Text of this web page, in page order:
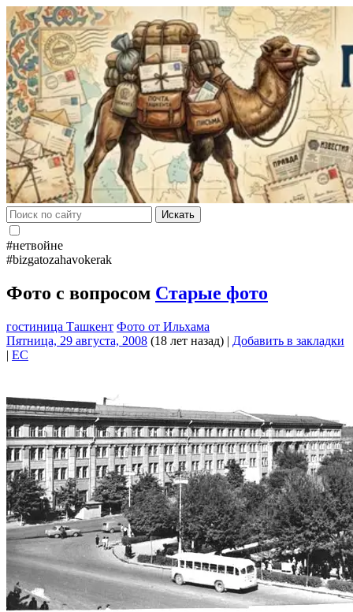
Искать
#нетвойне
#bizgatozahavokerak
Фото с вопросом Старые фото
гостиница Ташкент Фото от Ильхама
Пятница, 29 августа, 2008 (18 лет назад) | Добавить в закладки
| EC